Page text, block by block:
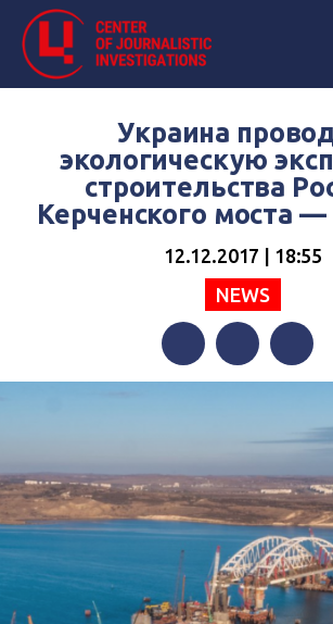
Украина
экологическую
строительства
Керченского моста
12.12.2017 | 18:55
NEWS
FacebookTwitter